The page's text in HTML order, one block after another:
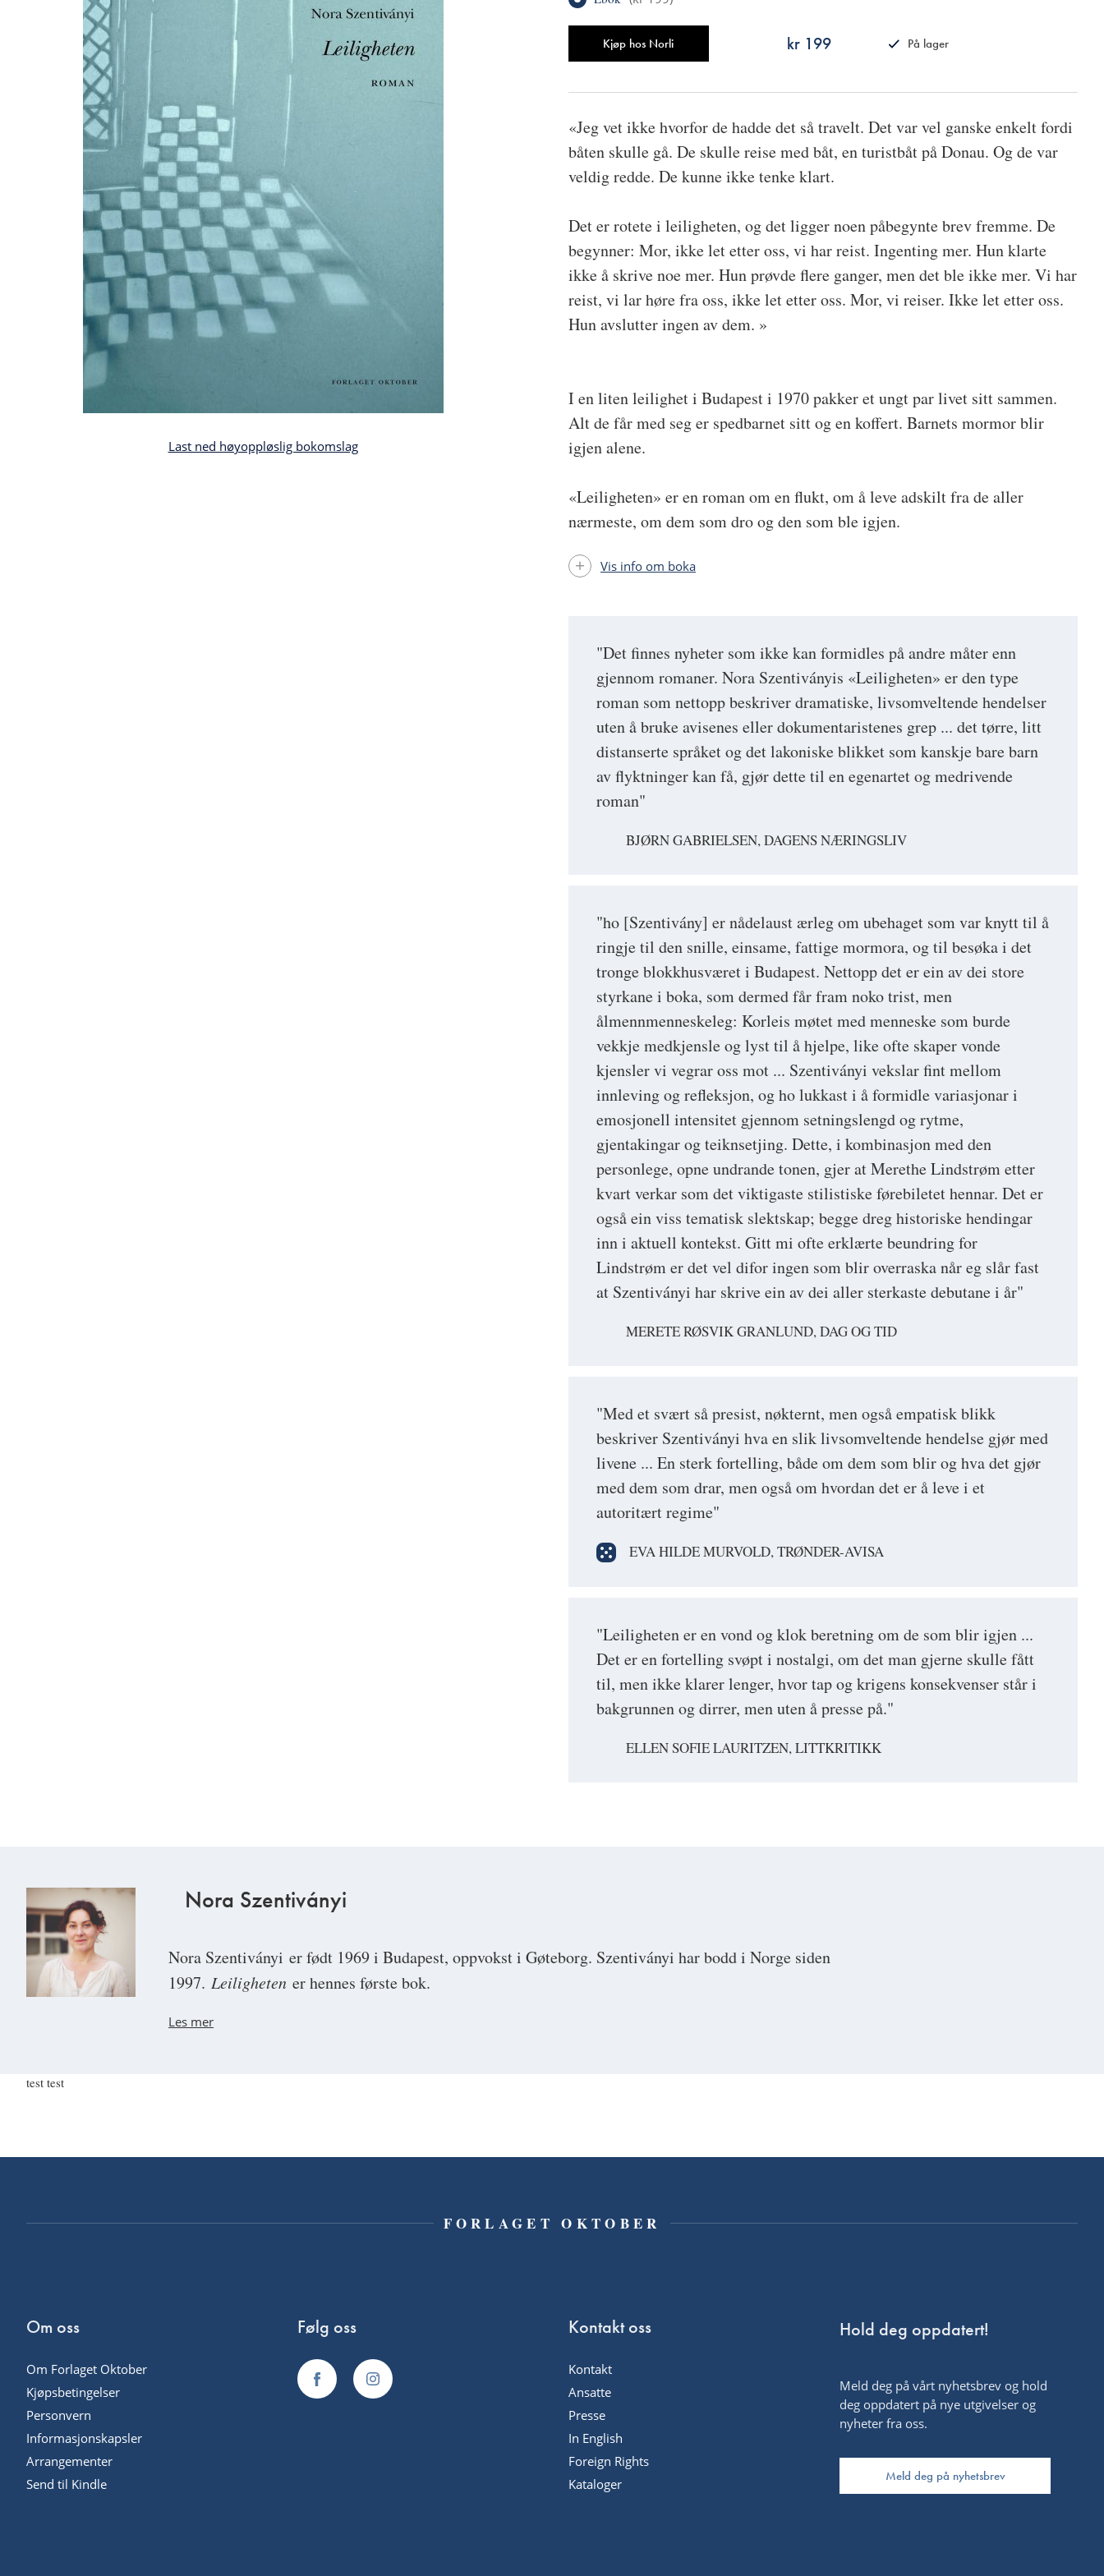
Last ned høyoppløslig bokomslag
Kjøp hos Norli kr 199
På lager
"Det finnes nyheter som ikke kan formidles på andre måter enn
gjennom romaner. Nora Szentiványis «Leiligheten» er den type
roman som nettopp beskriver dramatiske, livsomveltende hendelser
uten å bruke avisenes eller dokumentaristenes grep ... det tørre, litt
distanserte språket og det lakoniske blikket som kanskje bare barn
av flyktninger kan få, gjør dette til en egenartet og medrivende
roman"
BJØRN GABRIELSEN, DAGENS NÆRINGSLIV
"ho [Szentivány] er nådelaust ærleg om ubehaget som var knytt til å
ringje til den snille, einsame, fattige mormora, og til besøka i det
tronge blokkhusværet i Budapest. Nettopp det er ein av dei store
styrkane i boka, som dermed får fram noko trist, men
ålmennmenneskeleg: Korleis møtet med menneske som burde
vekkje medkjensle og lyst til å hjelpe, like ofte skaper vonde
kjensler vi vegrar oss mot ... Szentiványi vekslar fint mellom
innleving og refleksjon, og ho lukkast i å formidle variasjonar i
emosjonell intensitet gjennom setningslengd og rytme,
gjentakingar og teiknsetjing. Dette, i kombinasjon med den
personlege, opne undrande tonen, gjer at Merethe Lindstrøm etter
kvart verkar som det viktigaste stilistiske førebiletet hennar. Det er
også ein viss tematisk slektskap; begge dreg historiske hendingar
inn i aktuell kontekst. Gitt mi ofte erklærte beundring for
Lindstrøm er det vel difor ingen som blir overraska når eg slår fast
at Szentiványi har skrive ein av dei aller sterkaste debutane i år"
MERETE RØSVIK GRANLUND, DAG OG TID
"Med et svært så presist, nøkternt, men også empatisk blikk
beskriver Szentiványi hva en slik livsomveltende hendelse gjør med
livene ... En sterk fortelling, både om dem som blir og hva det gjør
med dem som drar, men også om hvordan det er å leve i et
autoritært regime"
EVA HILDE MURVOLD, TRØNDER-AVISA
"Leiligheten er en vond og klok beretning om de som blir igjen ...
Det er en fortelling svøpt i nostalgi, om det man gjerne skulle fått
til, men ikke klarer lenger, hvor tap og krigens konsekvenser står i
bakgrunnen og dirrer, men uten å presse på."
ELLEN SOFIE LAURITZEN, LITTKRITIKK
«Jeg vet ikke hvorfor de hadde det så travelt. Det var vel ganske enkelt fordi
båten skulle gå. De skulle reise med båt, en turistbåt på Donau. Og de var
veldig redde. De kunne ikke tenke klart.
Det er rotete i leiligheten, og det ligger noen påbegynte brev fremme. De
begynner: Mor, ikke let etter oss, vi har reist. Ingenting mer. Hun klarte
ikke å skrive noe mer. Hun prøvde flere ganger, men det ble ikke mer. Vi har
reist, vi lar høre fra oss, ikke let etter oss. Mor, vi reiser. Ikke let etter oss.
Hun avslutter ingen av dem. »
I en liten leilighet i Budapest i 1970 pakker et ungt par livet sitt sammen.
Alt de får med seg er spedbarnet sitt og en koffert. Barnets mormor blir
igjen alene.
«Leiligheten» er en roman om en flukt, om å leve adskilt fra de aller
nærmeste, om dem som dro og den som ble igjen.
Vis info om boka
Nora Szentiványi
Nora Szentiványi er født 1969 i Budapest, oppvokst i Gøteborg. Szentiványi har bodd i Norge siden
1997. Leiligheten er hennes første bok.
Les mer
test test
FORLAGET OKTOBER
Om oss
Om Forlaget Oktober
Kjøpsbetingelser
Personvern
Informasjonskapsler
Arrangementer
Send til Kindle
Følg oss Kontakt oss
Kontakt
Ansatte
Presse
In English
Foreign Rights
Kataloger
Hold deg oppdatert!
Meld deg på vårt nyhetsbrev og hold
deg oppdatert på nye utgivelser og
nyheter fra oss.
Meld deg på nyhetsbrev